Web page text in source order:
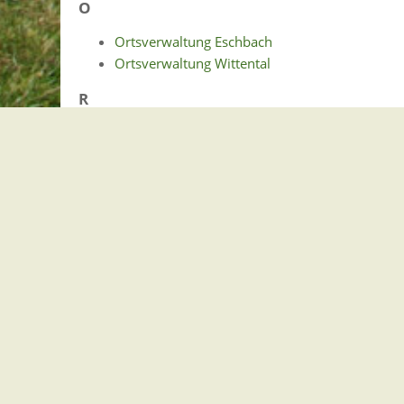
O
Ortsverwaltung Eschbach
Ortsverwaltung Wittental
R